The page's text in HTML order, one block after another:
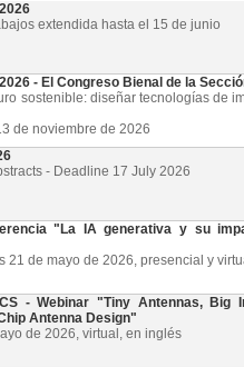
extendida hasta el 15 de junio
2026 - El Congreso Bienal de la
sostenible: diseñar tecnologías de
de noviembre de 2026
- Deadline 17 July 2026
"La IA generativa y su
21 de mayo de 2026, presencial y
- Webinar "Tiny Antennas, Big
Antenna Design"
de 2026, virtual, en inglés